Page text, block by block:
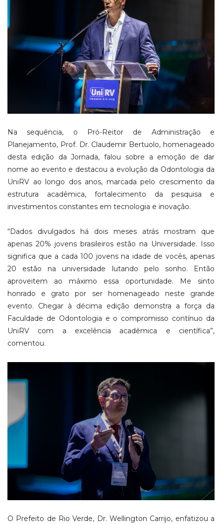
Na sequência, o Pró-Reitor de Administração e
Planejamento, Prof. Dr. Claudemir Bertuolo, homenageado
desta edição da Jornada, falou sobre a emoção de dar
nome ao evento e destacou a evolução da Odontologia da
UniRV ao longo dos anos, marcada pelo crescimento da
estrutura acadêmica, fortalecimento da pesquisa e
investimentos constantes em tecnologia e inovação.
“Dados divulgados há dois meses atrás mostram que
apenas 20% jovens brasileiros estão na Universidade. Isso
significa que a cada 100 jovens na idade de vocês, apenas
20 estão na universidade lutando pelo sonho. Então
aproveitem ao máximo essa oportunidade. Me sinto
honrado e grato por ser homenageado neste grande
evento. Chegar à décima edição demonstra a força da
Faculdade de Odontologia e o compromisso contínuo da
UniRV com a excelência acadêmica e científica”,
comentou.
O Prefeito de Rio Verde, Dr. Wellington Carrijo, enfatizou a